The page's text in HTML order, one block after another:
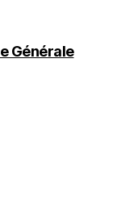
Générale